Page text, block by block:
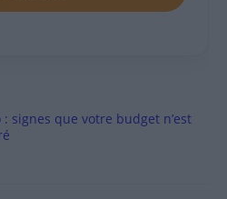
: signes que votre budget n’est